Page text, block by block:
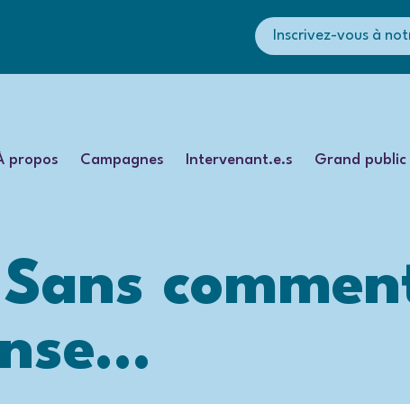
Inscrivez-vous à
propos Campagnes Intervenant.e.s Grand public